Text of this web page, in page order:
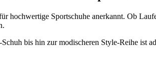
hochwertige Sportschuhe anerkannt. Ob
bis hin zur modischeren Style-Reihe ist